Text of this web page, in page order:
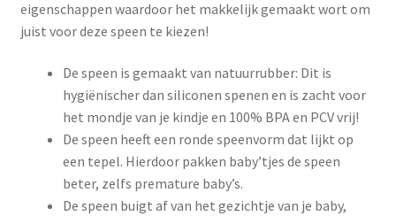
eigenschappen waardoor het makkelijk gemaakt wort om
juist voor deze speen te kiezen!
De speen is gemaakt van natuurrubber: Dit is
hygiënischer dan siliconen spenen en is zacht voor
het mondje van je kindje en 100% BPA en PCV vrij!
De speen heeft een ronde speenvorm dat lijkt op
een tepel. Hierdoor pakken baby’tjes de speen
beter, zelfs premature baby’s.
De speen buigt af van het gezichtje van je baby,